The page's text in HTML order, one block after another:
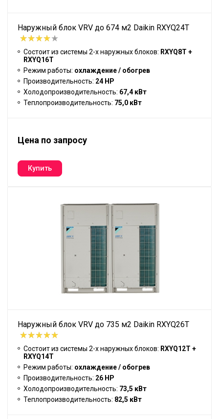
Наружный блок VRV до 674 м2 Daikin RXYQ24T
Состоит из системы 2-х наружных блоков: RXYQ8T +
RXYQ16T
Режим работы: охлаждение / обогрев
Производительность: 24 HP
Холодопроизводительность: 67,4 кВт
Теплопроизводительность: 75,0 кВт
Цена по запросу
Наружный блок VRV до 735 м2 Daikin RXYQ26T
Состоит из системы 2-х наружных блоков: RXYQ12T +
RXYQ14T
Режим работы: охлаждение / обогрев
Производительность: 26 HP
Холодопроизводительность: 73,5 кВт
Теплопроизводительность: 82,5 кВт